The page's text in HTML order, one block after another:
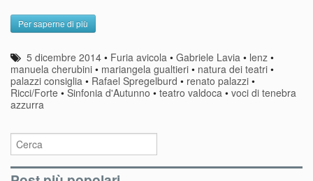
Per saperne di più
5 dicembre 2014 • Furia avicola •Gabriele Lavia • lenz •
manuela cherubini • mariangela gualtieri • natura dei teatri •
palazzi consiglia • Rafael Spregelburd • renato palazzi •
Ricci/Forte • Sinfonia d'Autunno • teatro valdoca • voci di tenebra
azzurra